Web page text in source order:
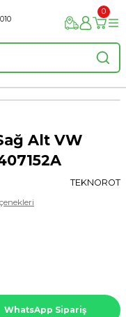
0
Alt VW
TEKNOROT
WhatsApp Sipariş